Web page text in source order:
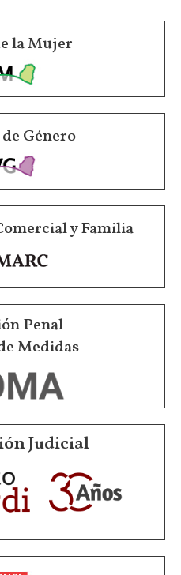
la Mujer
Género
y Familia
Penal
Medidas
Judicial